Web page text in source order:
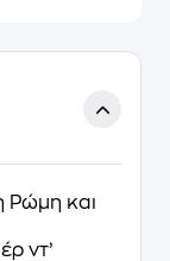
Ρώμη και
ντ’